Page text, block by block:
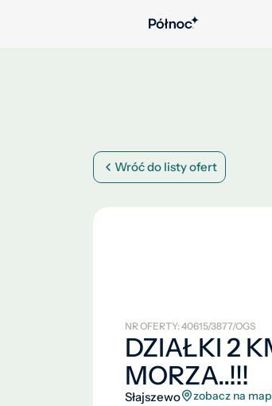
Wróć do listy ofert
NR OFERTY: 40615/3877/OGS
DZIAŁKI 2
MORZA..!!!
Słajszewo zobacz na